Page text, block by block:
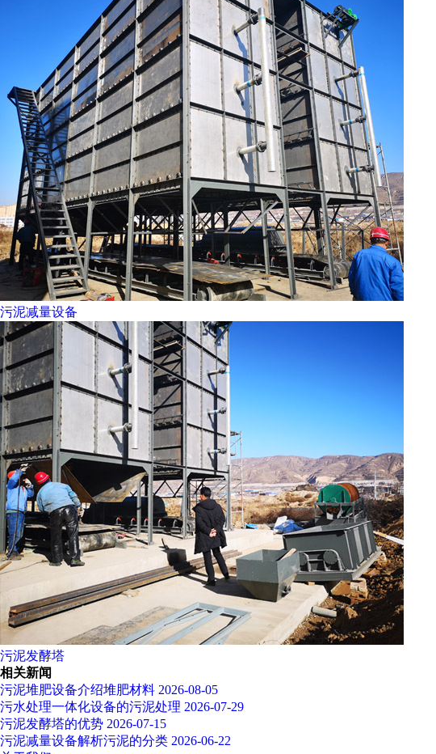
污泥减量设备
污泥发酵塔
相关新闻
污泥堆肥设备介绍堆肥材料 2026-08-05
污水处理一体化设备的污泥处理 2026-07-29
污泥发酵塔的优势 2026-07-15
污泥减量设备解析污泥的分类 2026-06-22